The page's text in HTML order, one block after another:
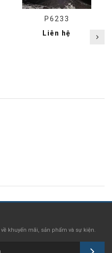
P6233
Liên hệ
về khuyến mãi, sản phẩm và sự kiện.